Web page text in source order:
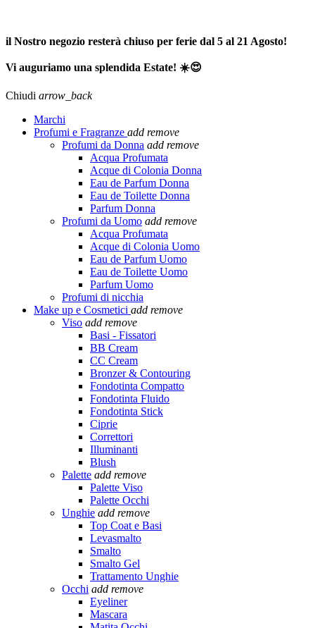
il Nostro negozio resterà chiuso per ferie dal 5 al 21 Agosto!
Vi auguriamo una splendida Estate! ☀️😍
Chiudi arrow_back
Marchi
Profumi e Fragranze add remove
Profumi da Donna add remove
Acqua Profumata
Acque di Colonia Donna
Eau de Parfum Donna
Eau de Toilette Donna
Parfum Donna
Profumi da Uomo add remove
Acqua Profumata
Acque di Colonia Uomo
Eau de Parfum Uomo
Eau de Toilette Uomo
Parfum Uomo
Profumi di nicchia
Make up e Cosmetici add remove
Viso add remove
Basi - Fissatori
BB Cream
CC Cream
Bronzer & Contouring
Fondotinta Compatto
Fondotinta Fluido
Fondotinta Stick
Ciprie
Correttori
Illuminanti
Blush
Palette add remove
Palette Viso
Palette Occhi
Unghie add remove
Top Coat e Basi
Levasmalto
Smalto
Smalto Gel
Trattamento Unghie
Occhi add remove
Eyeliner
Mascara